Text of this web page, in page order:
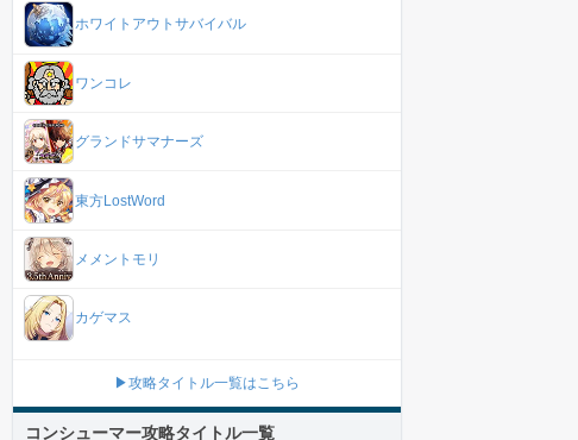
ホワイトアウトサバイバル
ワンコレ
グランドサマナーズ
東方LostWord
メメントモリ
カゲマス
▶攻略タイトル一覧はこちら
コンシューマー攻略タイトル一覧